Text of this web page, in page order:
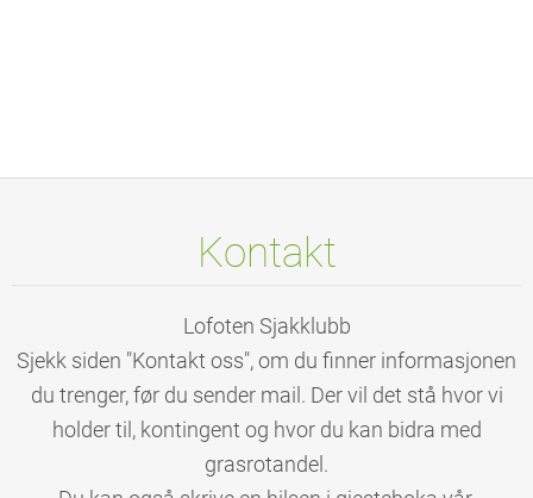
Kontakt
Lofoten Sjakklubb
Sjekk siden "Kontakt oss", om du finner informasjonen
du trenger, før du sender mail. Der vil det stå hvor vi
holder til, kontingent og hvor du kan bidra med
grasrotandel.